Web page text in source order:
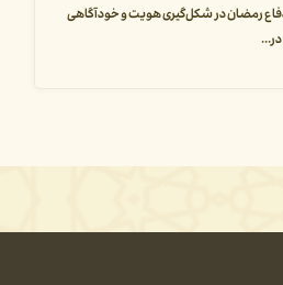
رمضان در شکل‌گیری هویت و خودآگاهی